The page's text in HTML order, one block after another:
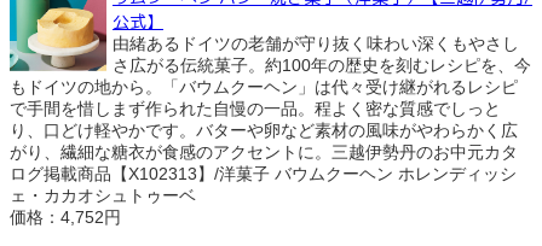
公式】
由緒あるドイツの老舗が守り抜く味わい深くもやさし
さ広がる伝統菓子。約100年の歴史を刻むレシピを、今
もドイツの地から。「バウムクーヘン」は代々受け継がれるレシピ
で手間を惜しまず作られた自慢の一品。程よく密な質感でしっと
り、口どけ軽やかです。バターや卵など素材の風味がやわらかく広
がり、繊細な糖衣が食感のアクセントに。三越伊勢丹のお中元カタ
ログ掲載商品【X102313】/洋菓子 バウムクーヘン ホレンディッシ
ェ・カカオシュトゥーベ
価格：4,752円